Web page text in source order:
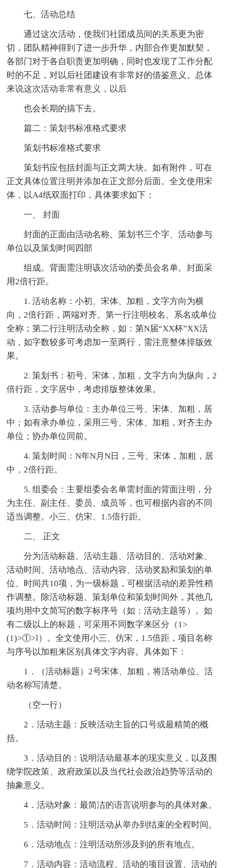
七、活动总结
通过这次活动，使我们社团成员间的关系更为密
切，团队精神得到了进一步升华，内部合作更加默契，
各部门对于各自职责更加明确，同时也发现了工作分配
时的不足，对以后社团建设有非常好的借鉴意义。总体
来说这次活动非常有意义，以后
也会长期的搞下去。
篇二：策划书标准格式要求
策划书标准格式要求
策划书应包括封面与正文两大块。如有附件，可在
正文具体位置注明并添加在正文部分后面。全文使用宋
体，以A4纸双面打印，具体要求如下：
一、 封面
封面的正面由活动名称、策划书三个字、活动参与
单位以及策划时间四部
组成。背面需注明该次活动的委员会名单。封面采
用2倍行距。
1. 活动名称：小初、宋体、加粗，文字方向为横
向，2倍行距，两端对齐。第一行注明校名、系名或单位
全称；第二行注明活动全称，如：第N届“XX杯”XX活
动，如字数较多可考虑加一至两行，需注意整体排版效
果。
2. 策划书：初号、宋体，加粗，文字方向为纵向，2
倍行距，文字居中，考虑排版整体效果。
3. 活动参与单位：主办单位三号、宋体、加粗，居
中；如有承办单位，采用三号、宋体、加粗，对齐主办
单位；协办单位同前。
4. 策划时间：N年N月N日，三号、宋体，加粗，居
中，2倍行距。
5. 组委会：主要组委会名单需封面的背面注明，分
为主任、副主任、委员、成员等，也可根据内容的不同
适当调整。小三、仿宋、1.5倍行距。
二、 正文
分为活动标题、活动主题、活动目的、活动对象、
活动时间、活动地点、活动内容、活动奖励和策划的单
位、时间共10项，为一级标题，可根据活动的差异性稍
作调整。除活动标题、策划单位和策划时间外，其他几
项均用中文简写的数字标序号（如：活动主题等）。如
有二级以上的标题，可采用不同数字来区分（1>
(1)>①>l）。全文使用小三、仿宋，1.5倍距，项目名称
与序号以加粗来区别具体文字内容。具体如下：
1．（活动标题）2号宋体、加粗，将活动单位、活
动名称写清楚。
（空一行）
2．活动主题：反映活动主旨的口号或最精简的概
括。
3．活动目的：说明活动最基本的现实意义，以及围
绕学院政策、政府政策以及当代社会政治趋势等活动的
抽象意义。
4．活动对象：最简洁的语言说明参与的具体对象。
5．活动时间：注明活动从举办到结束的全程时间。
6．活动地点：注明活动所涉及到的所有地点。
7．活动内容：活动流程、活动的项目设置、活动的